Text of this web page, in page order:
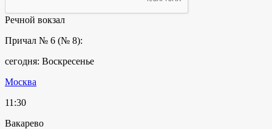
Речной вокзал
Причал № 6 (№ 8):
сегодня: Воскресенье
Москва
11:30
Вакарево